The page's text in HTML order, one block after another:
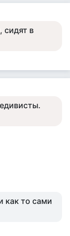
сидят в
как то сами